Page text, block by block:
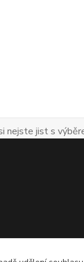
nejste jist s